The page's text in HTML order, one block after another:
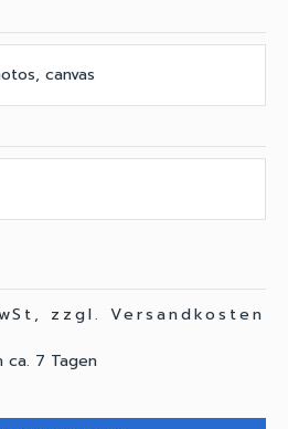
canvas
zzgl. Versandkosten
ca. 7 Tagen